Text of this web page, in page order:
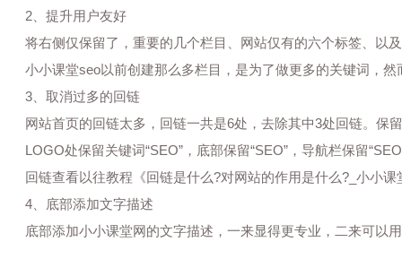
2、提升用户友好
将右侧仅保留了，重要的几个栏目、网站仅有的六个标签、以
小小课堂seo以前创建那么多栏目，是为了做更多的关键词，然
3、取消过多的回链
网站首页的回链太多，回链一共是6处，去除其中3处回链。保
LOGO处保留关键词“SEO”，底部保留“SEO”，导航栏保留
回链查看以往教程《回链是什么?对网站的作用是什么?_小小课
4、底部添加文字描述
底部添加小小课堂网的文字描述，一来显得更专业，二来可以